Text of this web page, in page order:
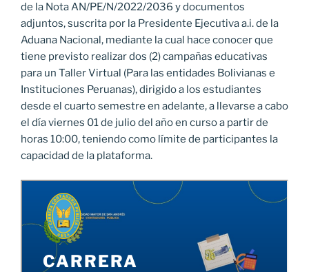
de la Nota AN/PE/N/2022/2036 y documentos
adjuntos, suscrita por la Presidente Ejecutiva a.i. de la
Aduana Nacional, mediante la cual hace conocer que
tiene previsto realizar dos (2) campañas educativas
para un Taller Virtual (Para las entidades Bolivianas e
Instituciones Peruanas), dirigido a los estudiantes
desde el cuarto semestre en adelante, a llevarse a cabo
el día viernes 01 de julio del año en curso a partir de
horas 10:00, teniendo como límite de participantes la
capacidad de la plataforma.